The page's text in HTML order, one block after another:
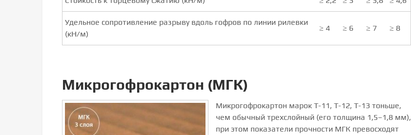
Удельное сопротивление разрыву вдоль гофров по линии рилевки
(кН/м)
≥ 4 ≥ 6 ≥ 7 ≥ 8
Микрогофрокартон (МГК)
Микрогофрокартон марок Т-11, Т-12, Т-13 тоньше,
чем обычный трехслойный (его толщина 1,5–1,8 мм),
при этом показатели прочности МГК превосходят